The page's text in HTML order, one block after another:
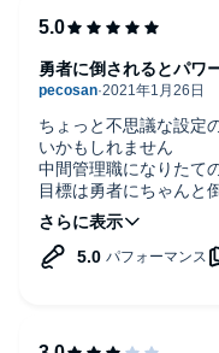
ちょっと不思議な設定
いかもしれません
中間管理職になりたて
目標は勇者にちゃんと
ること
設定が不思議な割に、
ナレーションがとても
勇者に倒されるとパワ